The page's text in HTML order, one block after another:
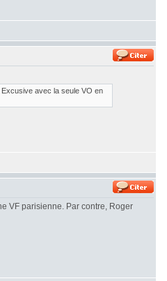
avec la seule VO en
VF parisienne. Par contre, Roger